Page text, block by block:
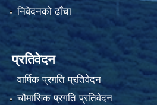
निवेदनको ढाँचा
प्रतिवेदन
वार्षिक प्रगति प्रतिवेदन
चौमासिक प्रगति प्रतिवेदन